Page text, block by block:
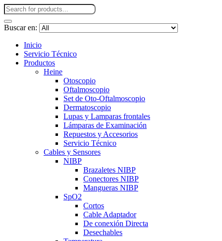
Buscar en:
Inicio
Servicio Técnico
Productos
Heine
Otoscopio
Oftalmoscopio
Set de Oto-Oftalmoscopio
Dermatoscopio
Lupas y Lamparas frontales
Lámparas de Examinación
Repuestos y Accesorios
Servicio Técnico
Cables y Sensores
NIBP
Brazaletes NIBP
Conectores NIBP
Mangueras NIBP
SpO2
Cortos
Cable Adaptador
De conexión Directa
Desechables